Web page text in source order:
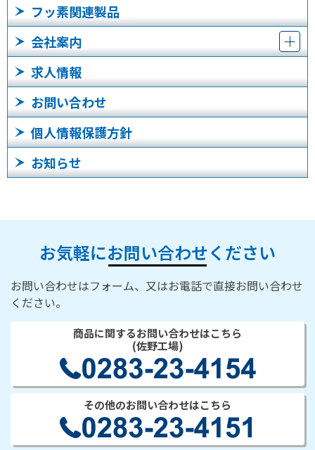
フッ素関連製品
会社案内
求人情報
お問い合わせ
個人情報保護方針
お知らせ
お気軽にお問い合わせください
お問い合わせはフォーム、又はお電話で直接お問い合わせ
ください。
商品に関するお問い合わせはこちら
(佐野工場)
その他のお問い合わせはこちら